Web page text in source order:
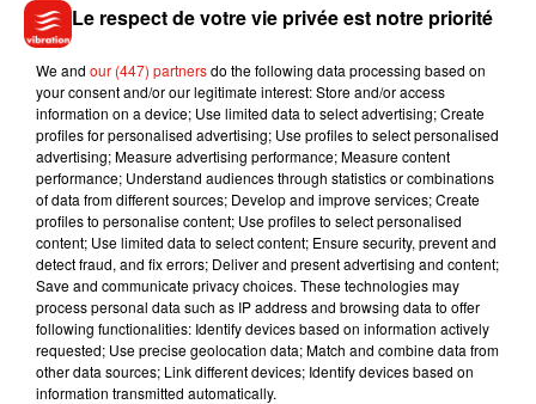
Une publication partagée parAlyssa Milano(@milano_alyssa) le
Selon le site américainDeadline,Tony Danza et Alyssa
Milano interpréteront respectivement l’ancien joueur
professionnel de baseball devenu employé de maison,
Tony Micelli, et Samantha Micelli, sa fille. Dans le futur
reboot, cette dernière sera aujourd'hui mère célibataire et
habitera dans la maison où se déroule l’action de l’œuvre
originale. Les deux acteursseront également producteurs
exécutifs, aux côtés de Norman Lear, Brent Miller et Dan
Farah. Si les comédiens Judith Light et Danny Pintauro
seront eux aussi au casting,l'actrice Katherine Helmond,
qui incarnait la grand-mère, est morte en février 2019 .
Le respect de votre vie privée est notre priorité
We and our (447) partnersdo the following data processing based on
your consent and/or our legitimate interest: Store and/or access
information on a device; Use limited data to select advertising; Create
profiles for personalised advertising; Use profiles to select personalised
advertising; Measure advertising performance; Measure content
performance; Understand audiences through statistics or combinations
of data from different sources; Develop and improve services; Create
profiles to personalise content; Use profiles to select personalised
content; Use limited data to select content; Ensure security, prevent and
detect fraud, and fix errors; Deliver and present advertising and content;
Save and communicate privacy choices. These technologies may
process personal data such as IP address and browsing data to offer
following functionalities: Identify devices based on information actively
requested; Use precise geolocation data; Match and combine data from
other data sources; Link different devices; Identify devices based on
information transmitted automatically.